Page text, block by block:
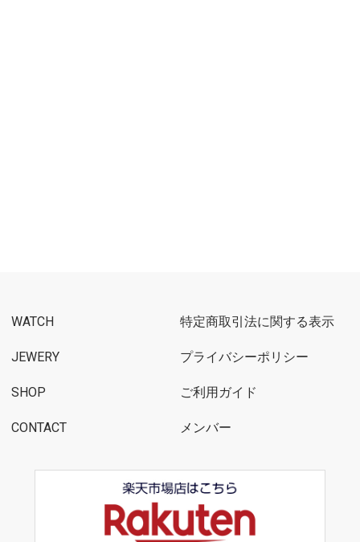
WATCH
JEWERY
SHOP
CONTACT
特定商取引法に関する表示
プライバシーポリシー
ご利用ガイド
メンバー